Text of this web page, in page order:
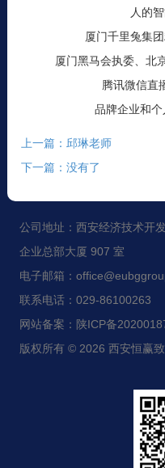
人的
厦门千里兔集
厦门黑马会执委、北
腾讯微信直
品牌企业和
上一篇：邱琳老师
下一篇：没有了
公司地址：西安经济技术开
企业总部大厦 907 室
电子邮箱：
联系电话：029-86100263
网站备案：陕ICP备
版权所有 © 2026 西安恒赢